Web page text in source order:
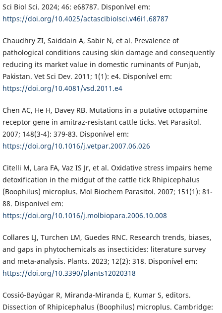
Sci Biol Sci. 2024; 46: e68787. Disponível em:
https://doi.org/10.4025/actascibiolsci.v46i1.68787
Chaudhry ZI, Saiddain A, Sabir N, et al. Prevalence of
pathological conditions causing skin damage and consequently
reducing its market value in domestic ruminants of Punjab,
Pakistan. Vet Sci Dev. 2011; 1(1): e4. Disponível em:
https://doi.org/10.4081/vsd.2011.e4
Chen AC, He H, Davey RB. Mutations in a putative octopamine
receptor gene in amitraz-resistant cattle ticks. Vet Parasitol.
2007; 148(3-4): 379-83. Disponível em:
https://doi.org/10.1016/j.vetpar.2007.06.026
Citelli M, Lara FA, Vaz IS Jr, et al. Oxidative stress impairs heme
detoxification in the midgut of the cattle tick Rhipicephalus
(Boophilus) microplus. Mol Biochem Parasitol. 2007; 151(1): 81-
88. Disponível em:
https://doi.org/10.1016/j.molbiopara.2006.10.008
Collares LJ, Turchen LM, Guedes RNC. Research trends, biases,
and gaps in phytochemicals as insecticides: literature survey
and meta-analysis. Plants. 2023; 12(2): 318. Disponível em:
https://doi.org/10.3390/plants12020318
Cossió-Bayúgar R, Miranda-Miranda E, Kumar S, editors.
Dissection of Rhipicephalus (Boophilus) microplus. Cambridge: